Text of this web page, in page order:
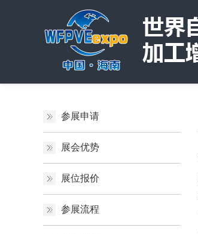
参展申请
展会优势
展位报价
参展流程